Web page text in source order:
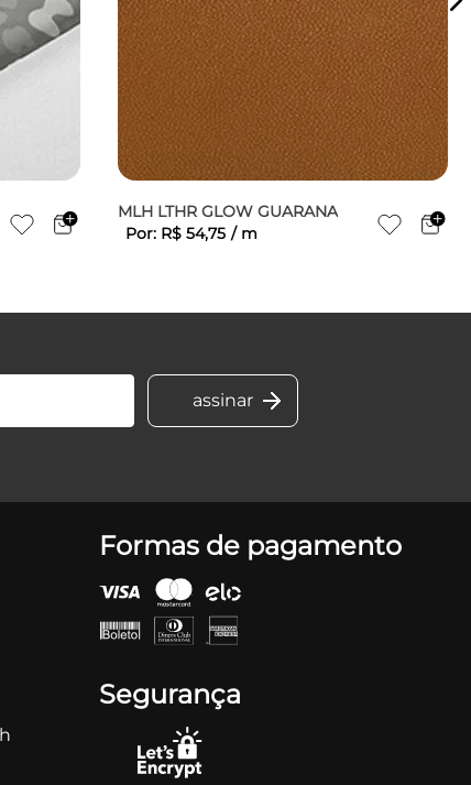
MLH LTHR GLOW GUARANA
Por: R$ 54,75 / m
Formas de pagamento
Segurança